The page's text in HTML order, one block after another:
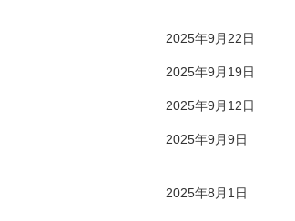
2025年9月22日
2025年9月19日
2025年9月12日
2025年9月9日
2025年8月1日